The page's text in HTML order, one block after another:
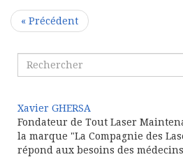
« Précédent
Xavier GHERSA
Fondateur de Tout Laser
la marque "La Compagnie des
répond aux besoins des